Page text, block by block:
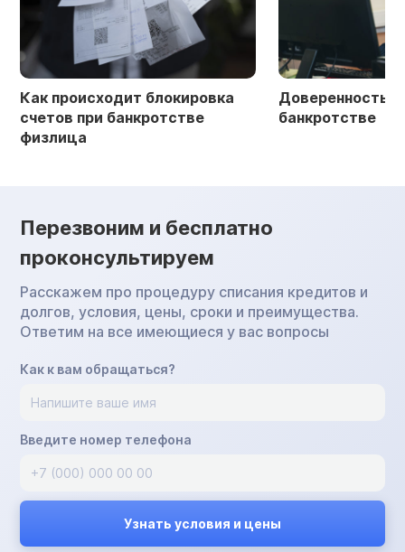
Как происходит блокировка
счетов при банкротстве
физлица
Доверенность
банкротстве
Перезвоним и бесплатно
проконсультируем
Расскажем про процедуру списания кредитов и
долгов, условия, цены, сроки и преимущества.
Ответим на все имеющиеся у вас вопросы
Как к вам обращаться?
Введите номер телефона